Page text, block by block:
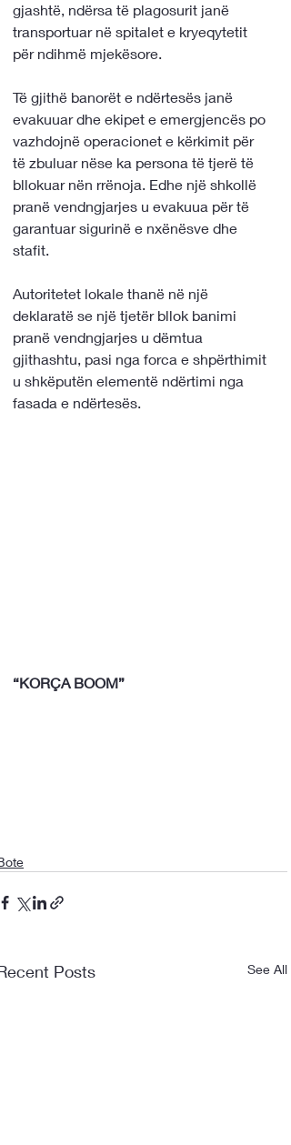
gjashtë, ndërsa të plagosurit janë
transportuar në spitalet e kryeqytetit
për ndihmë mjekësore.
Të gjithë banorët e ndërtesës janë
evakuuar dhe ekipet e emergjencës po
vazhdojnë operacionet e kërkimit për
të zbuluar nëse ka persona të tjerë të
bllokuar nën rrënoja. Edhe një shkollë
pranë vendngjarjes u evakuua për të
garantuar sigurinë e nxënësve dhe
stafit.
Autoritetet lokale thanë në një
deklaratë se një tjetër bllok banimi
pranë vendngjarjes u dëmtua
gjithashtu, pasi nga forca e shpërthimit
u shkëputën elementë ndërtimi nga
fasada e ndërtesës.
“KORÇA BOOM”
Posts See All